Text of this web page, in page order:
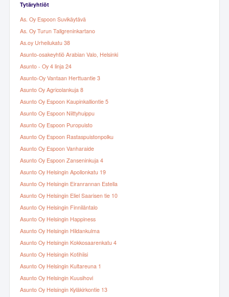
Tytäryhtiöt
As. Oy Espoon Suvikäytävä
As. Oy Turun Tallgreninkartano
As.oy Urheilukatu 38
Asunto-osakeyhtiö Arabian Valo, Helsinki
Asunto - Oy 4 linja 24
Asunto-Oy Vantaan Herttuantie 3
Asunto Oy Agricolankuja 8
Asunto Oy Espoon Kaupinkalliontie 5
Asunto Oy Espoon Niittyhuippu
Asunto Oy Espoon Puropuisto
Asunto Oy Espoon Rastaspuistonpolku
Asunto Oy Espoon Vanharaide
Asunto Oy Espoon Zanseninkuja 4
Asunto Oy Helsingin Apollonkatu 19
Asunto Oy Helsingin Eiranrannan Estella
Asunto Oy Helsingin Eliel Saarisen tie 10
Asunto Oy Helsingin Finniläntalo
Asunto Oy Helsingin Happiness
Asunto Oy Helsingin Hildankulma
Asunto Oy Helsingin Kokkosaarenkatu 4
Asunto Oy Helsingin Kotihiisi
Asunto Oy Helsingin Kultareuna 1
Asunto Oy Helsingin Kuusihovi
Asunto Oy Helsingin Kyläkirkontie 13